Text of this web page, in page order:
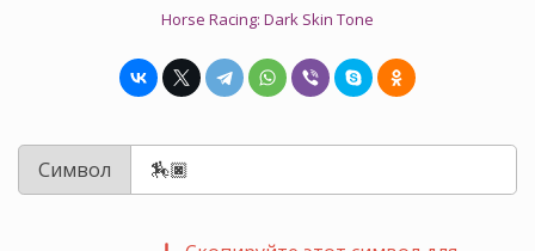
Horse Racing: Dark Skin Tone
Символ